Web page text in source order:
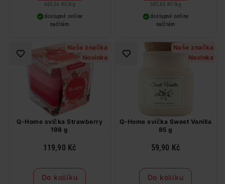
665,56 Kč / kg
dostupné online
načítám
587,65 Kč / kg
dostupné online
načítám
Naše značka
Novinka
Q-Home svíčka Strawberry
198 g
119,90 Kč
Do košíku
Naše značka
Novinka
Q-Home svíčka Sweet Vanilla
85 g
59,90 Kč
Do košíku